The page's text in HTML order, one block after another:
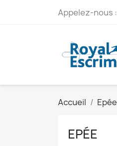
Appelez-nous :
Accueil Epée
EPÉE